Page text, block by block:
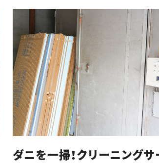
ダニを一掃！クリーニングサ